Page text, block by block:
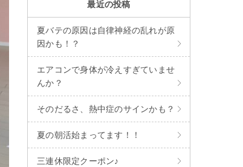
最近の投稿
夏バテの原因は自律神経の乱れが原
因かも！？
エアコンで身体が冷えすぎていませ
んか？
そのだるさ、熱中症のサインかも？
夏の朝活始まってます！！
三連休限定クーポン♪